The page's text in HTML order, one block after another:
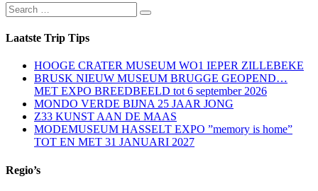
Search
for:
Search
Laatste Trip Tips
HOOGE CRATER MUSEUM WO1 IEPER ZILLEBEKE
BRUSK NIEUW MUSEUM BRUGGE GEOPEND…
MET EXPO BREEDBEELD tot 6 september 2026
MONDO VERDE BIJNA 25 JAAR JONG
Z33 KUNST AAN DE MAAS
MODEMUSEUM HASSELT EXPO ”memory is home”
TOT EN MET 31 JANUARI 2027
Regio’s